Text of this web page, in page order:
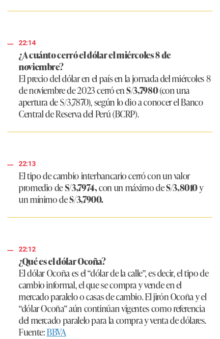
22:14
¿A cuánto cerró el dólar el miércoles 8 de
noviembre?
El precio del dólar en el país en la jornada del miércoles 8
de noviembre de 2023 cerró enS/3,7980(con una
apertura de S/3,7870), según lo dio a conocer el Banco
Central de Reserva del Perú (BCRP).
22:13
El tipo de cambio interbancario cerró con un valor
promedio deS/3,7974,con un máximo deS/3,8010y
un mínimo deS/3,7900.
22:12
¿Qué es el dólar Ocoña?
El dólar Ocoña es el “dólar de la calle”, es decir, el tipo de
cambio informal, el que se compra y vende en el
mercado paralelo o casas de cambio. El jirón Ocoña y el
“dólar Ocoña” aún continúan vigentes como referencia
del mercado paralelo para la compra y venta de dólares.
Fuente:BBVA